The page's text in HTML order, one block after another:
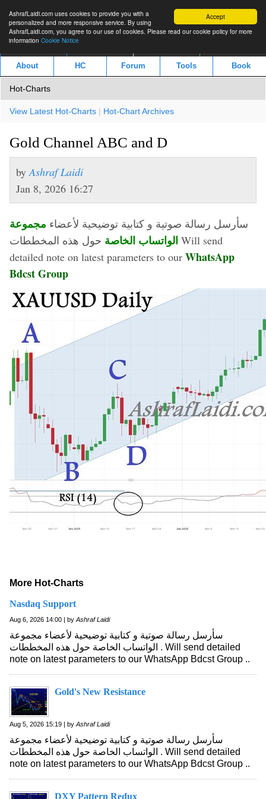
Accept
AshrafLaidi.com uses cookies to provide you with a
personalized and more responsive service. By using
AshrafLaidi.com, you agree to our use of cookies. Please read our cookie policy for more
information Cookie Notice
About HC Forum Tools Book
Hot-Charts
View Latest Hot-Charts | Hot-Chart Archives
Gold Channel ABC and D
byAshraf Laidi
Jan 8, 2026 16:27
سأرسل رسالة صوتية و كتابية توضيحية لأعضاء مجموعة
الواتساب الخاصة حول هذه المخططات Will send
detailed note on latest parameters to our WhatsApp
Bdcst Group
More Hot-Charts
Nasdaq Support
Aug 6, 2026 14:00 | by Ashraf Laidi
سأرسل رسالة صوتية و كتابية توضيحية لأعضاء مجموعة
الواتساب الخاصة حول هذه المخططات . Will send detailed
note on latest parameters to our WhatsApp Bdcst Group ..
Gold's New Resistance
Aug 5, 2026 15:19 | by Ashraf Laidi
سأرسل رسالة صوتية و كتابية توضيحية لأعضاء مجموعة
الواتساب الخاصة حول هذه المخططات . Will send detailed
note on latest parameters to our WhatsApp Bdcst Group ..
DXY Pattern Redux